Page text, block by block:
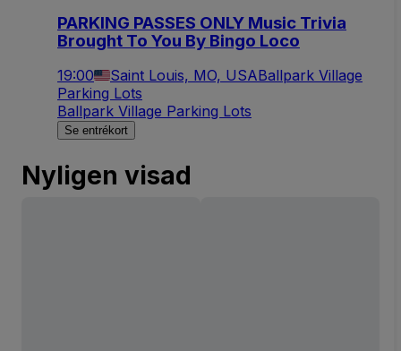
PARKING PASSES ONLY Music Trivia
Brought To You By Bingo Loco
19:00 Saint Louis, MO, USABallpark Village
Parking Lots
Ballpark Village Parking Lots
Se entrékort
Nyligen visad